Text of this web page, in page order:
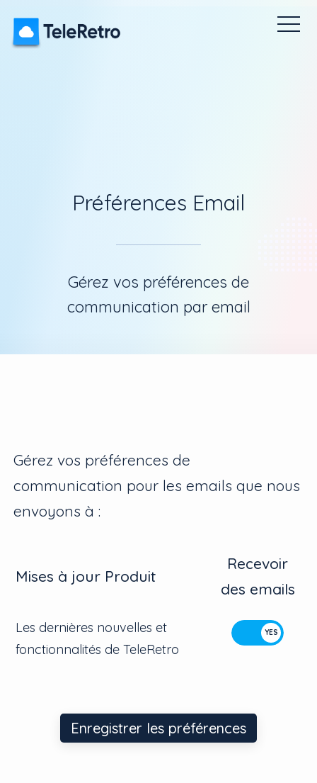
Tableau de bord
Préférences Email
Gérez vos préférences de
communication par email
Gérez vos préférences de
communication pour les emails que nous
envoyons à :
Mises à jour Produit
Recevoir
des emails
Les dernières nouvelles et
fonctionnalités de TeleRetro
Enregistrer les préférences